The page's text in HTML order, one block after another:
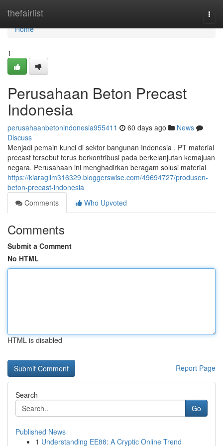
thefairlist
Home
Home
1
Perusahaan Beton Precast
Indonesia
perusahaanbetonindonesia955411 60 days ago
News
Discuss
Menjadi pemain kunci di sektor bangunan Indonesia , PT material
precast tersebut terus berkontribusi pada berkelanjutan kemajuan
negara. Perusahaan ini menghadirkan beragam solusi material
https://kiaragllm316329.bloggerswise.com/49694727/produsen-
beton-precast-indonesia
Comments
Who Upvoted
Comments
Submit a Comment
No HTML
HTML is disabled
Report Page
Search
Go
Published News
1 Understanding EE88: A Cryptic Online Trend